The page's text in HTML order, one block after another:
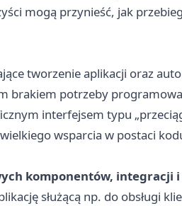
mogą przynieść, jak
tworzenie aplikacji oraz
brakiem potrzeby
interfejsem typu
wsparcia w postaci
komponentów, integracji i
służącą np. do obsługi